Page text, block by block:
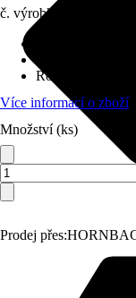
Prodej přes:
č. výrobku
Rozměry sloupů/
Více informací o zboží
Množství (ks)